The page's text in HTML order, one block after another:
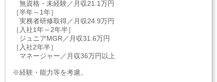
無資格・未経験／月収21.1万円
［半年～1年］
実務者研修取得／月収24.9万円
［入社1年～2年半］
ジュニアMGR／月収31.6万円
［入社2年半］
マネージャー／月収36万円以上
※経験・能力等を考慮。